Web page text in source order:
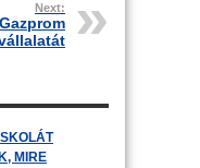
Next:
MIRE